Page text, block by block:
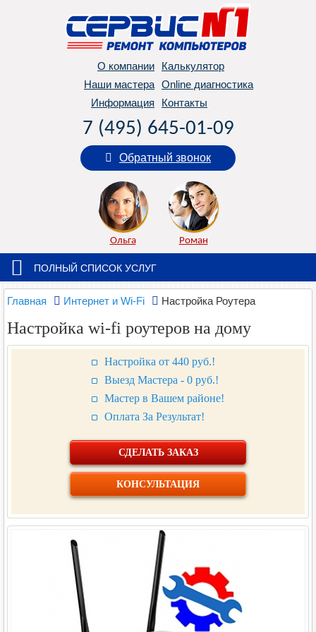
О компании
Калькулятор
Наши мастера Online диагностика
Информация
Контакты
7 (495) 645-01-09
Обратный звонок
Ольга Роман
ПОЛНЫЙ СПИСОК УСЛУГ
Главная Интернет и Wi-Fi Настройка Роутера
Настройка wi-fi роутеров на дому
Настройка от 440 руб.!
Выезд Мастера - 0 руб.!
Мастер в Вашем районе!
Оплата За Результат!
СДЕЛАТЬ ЗАКАЗ
КОНСУЛЬТАЦИЯ